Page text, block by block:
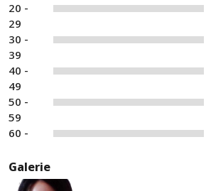
20 -
29
30 -
39
40 -
49
50 -
59
60 -
Galerie